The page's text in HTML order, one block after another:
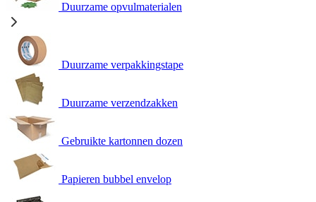
Duurzame opvulmaterialen
Duurzame verpakkingstape
Duurzame verzendzakken
Gebruikte kartonnen dozen
Papieren bubbel envelop